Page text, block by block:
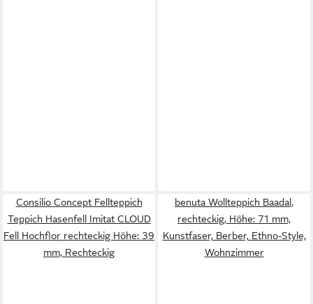
Consilio Concept Fellteppich
Teppich Hasenfell Imitat CLOUD
Fell Hochflor rechteckig Höhe: 39
mm, Rechteckig
benuta Wollteppich Baadal,
rechteckig, Höhe: 71 mm,
Kunstfaser, Berber, Ethno-Style,
Wohnzimmer